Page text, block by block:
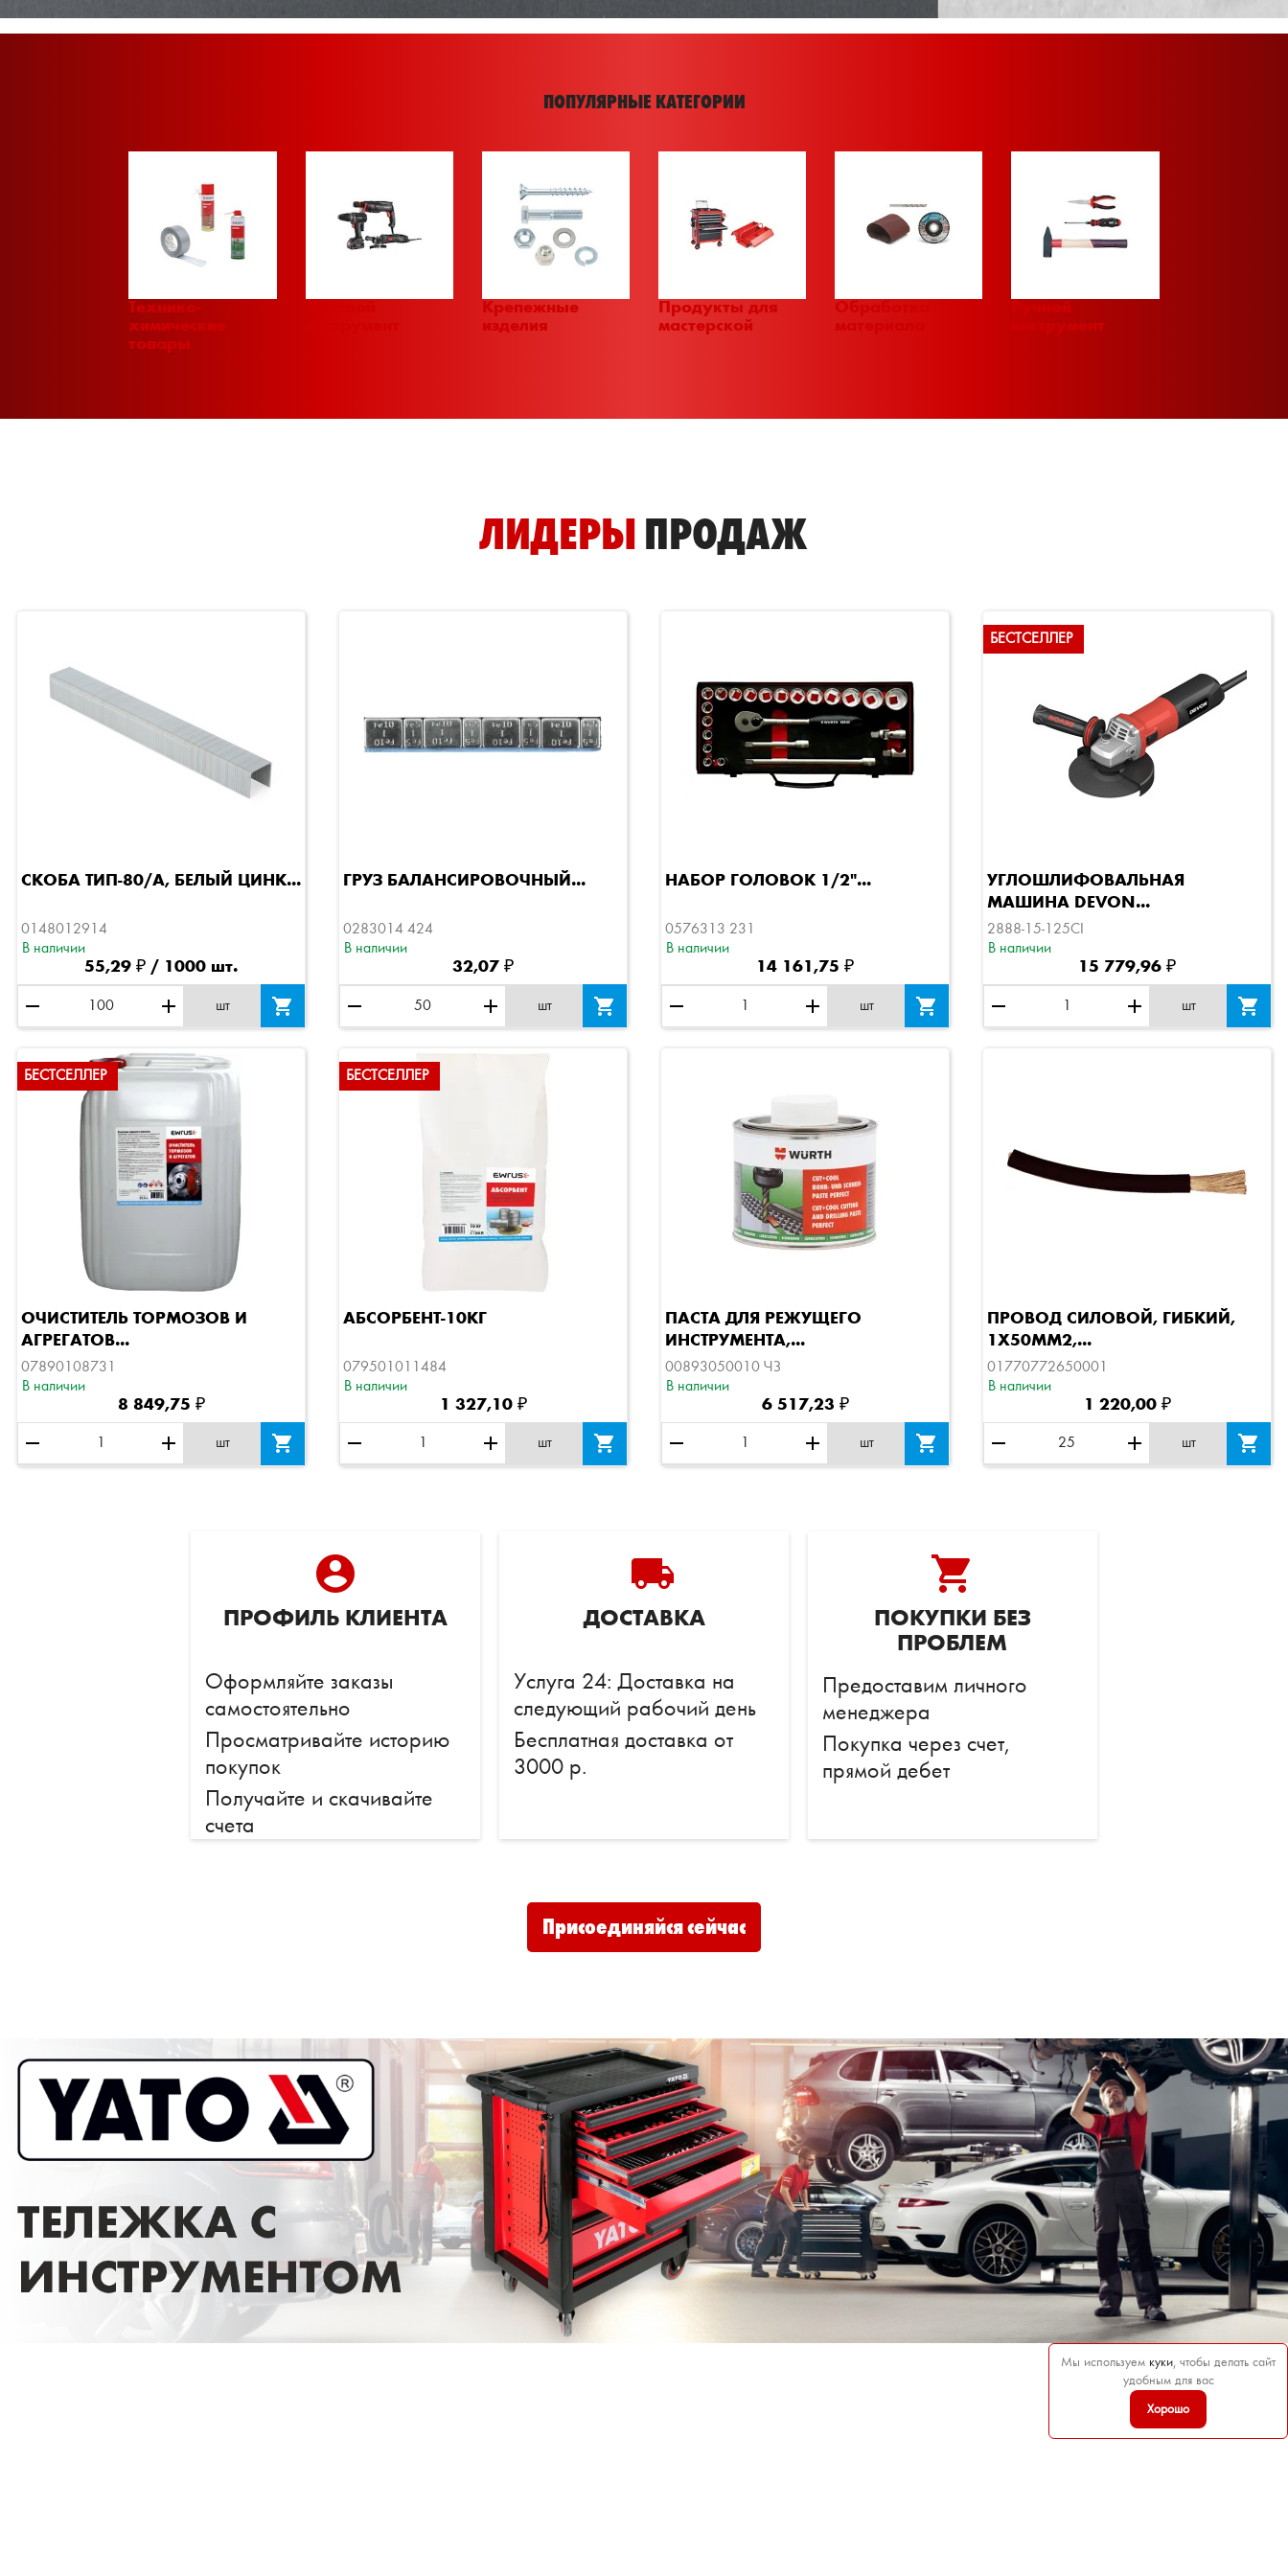
Мы используем куки , чтобы делать сайт
удобным для вас
Хорошо
ПОПУЛЯРНЫЕ КАТЕГОРИИ
Технико-
химические
товары
Крепежные
изделия
Продукты для
мастерской
Ручной
инструмент
ЛИДЕРЫ ПРОДАЖ
Быстрый просмотр
СКОБА ТИП-80/А, БЕЛЫЙ ЦИНК...
0148012914
В наличии
55,29 ₽ / 1000 шт.
remove add шт 
Быстрый просмотр
ГРУЗ БАЛАНСИРОВОЧНЫЙ...
0283014 424
В наличии
32,07 ₽
remove add шт 
Быстрый просмотр
НАБОР ГОЛОВОК 1/2"...
0576313 231
В наличии
14 161,75 ₽
remove add шт 
Быстрый просмотр
УГЛОШЛИФОВАЛЬНАЯ
МАШИНА DEVON...
2888-15-125CI
В наличии
15 779,96 ₽
remove add шт 
БЕСТСЕЛЛЕР
Быстрый просмотр
ОЧИСТИТЕЛЬ ТОРМОЗОВ И
АГРЕГАТОВ...
07890108731
В наличии
8 849,75 ₽
remove add шт 
БЕСТСЕЛЛЕР
Быстрый просмотр
АБСОРБЕНТ-10КГ
079501011484
В наличии
1 327,10 ₽
remove add шт 
БЕСТСЕЛЛЕР
Быстрый просмотр
ПАСТА ДЛЯ РЕЖУЩЕГО
ИНСТРУМЕНТА,...
00893050010 ЧЗ
В наличии
6 517,23 ₽
remove add шт 
Быстрый просмотр
ПРОВОД СИЛОВОЙ, ГИБКИЙ,
1Х50ММ2,...
01770772650001
В наличии
1 220,00 ₽
remove add шт 
account_circle
ПРОФИЛЬ КЛИЕНТА
Оформляйте заказы
самостоятельно
Просматривайте историю
покупок
Получайте и скачивайте
счета
local_shipping
ДОСТАВКА
Услуга 24: Доставка на
следующий рабочий день
Бесплатная доставка от
3000 р.
shopping_cart
ПОКУПКИ БЕЗ
ПРОБЛЕМ
Предоставим личного
менеджера
Покупка через счет,
прямой дебет
Присоединяйся сейчас